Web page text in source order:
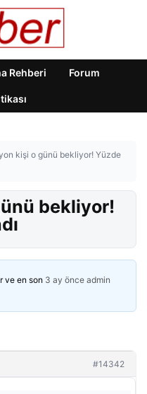
Rehberi Forum
kişi o günü bekliyor! Yüzde
bekliyor!
ve en son 3 ay önce admin
#14342